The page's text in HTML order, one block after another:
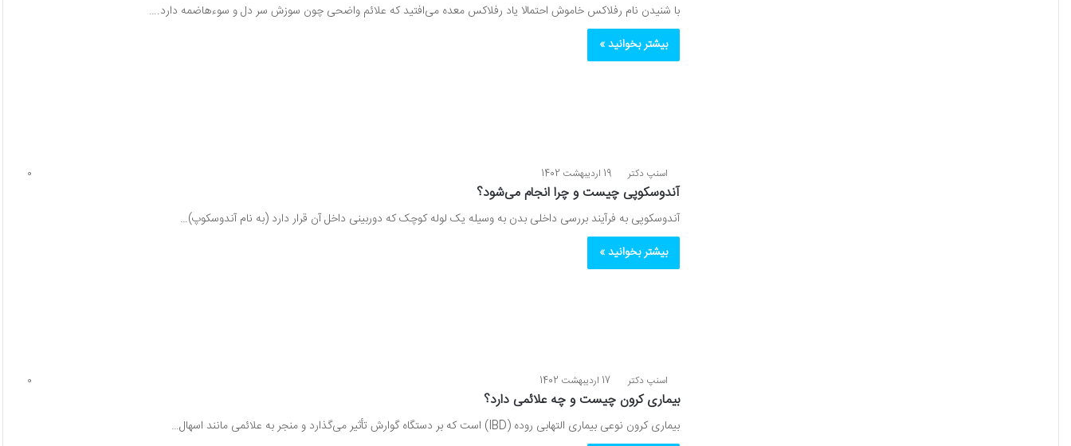
با شنیدن نام رفلاکس خاموش احتمالا یاد رفلاکس معده می‌افتید که علائم واضحی چون سوزش سر دل و سوءهاضمه دارد.…
بیشتر بخوانید »
اسنپ دکتر 19 اردیبهشت 1402 0
آندوسکوپی چیست و چرا انجام می‌شود؟
آندوسکوپی به فرآیند بررسی داخلی بدن به وسیله یک لوله‌ کوچک که دوربینی داخل آن قرار دارد (به نام آندوسکوپ)…
بیشتر بخوانید »
اسنپ دکتر 17 اردیبهشت 1402 0
بیماری کرون چیست و چه علائمی دارد؟
بیماری کرون نوعی بیماری التهابی روده (IBD) است که بر دستگاه گوارش تأثیر می‌گذارد و منجر به علائمی مانند اسهال…